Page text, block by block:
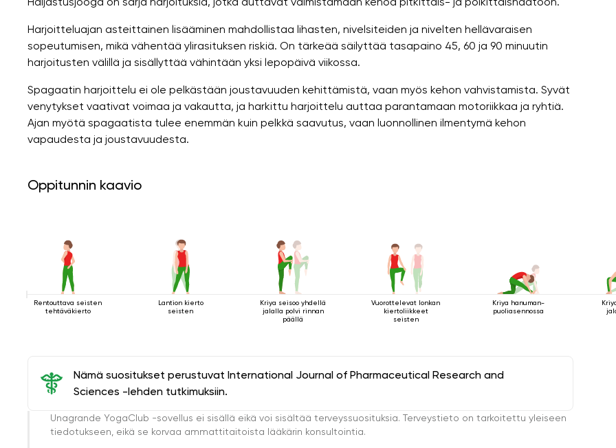
Harjoitteluajan asteittainen lisääminen mahdollistaa lihasten, nivelsiteiden ja nivelten hellävaraisen
sopeutumisen, mikä vähentää ylirasituksen riskiä. On tärkeää säilyttää tasapaino 45, 60 ja 90 minuutin
harjoitusten välillä ja sisällyttää vähintään yksi lepopäivä viikossa.
Spagaatin harjoittelu ei ole pelkästään joustavuuden kehittämistä, vaan myös kehon vahvistamista. Syvät
venytykset vaativat voimaa ja vakautta, ja harkittu harjoittelu auttaa parantamaan motoriikkaa ja ryhtiä.
Ajan myötä spagaatista tulee enemmän kuin pelkkä saavutus, vaan luonnollinen ilmentymä kehon
vapaudesta ja joustavuudesta.
Oppitunnin kaavio
Rentouttava seisten
tehtäväkierto
Lantion kierto
seisten
Kriya seisoo yhdellä
jalalla polvi rinnan
päällä
Vuorottelevat lonkan
kiertoliikkeet
seisten
Kriya hanuman-
puoliasennossa
Nämä suositukset perustuvat International Journal of Pharmaceutical Research and
Sciences -lehden tutkimuksiin.
Unagrande YogaClub -sovellus ei sisällä eikä voi sisältää terveyssuosituksia. Terveystieto on tarkoitettu yleiseen
tiedotukseen, eikä se korvaa ammattitaitoista lääkärin konsultointia.